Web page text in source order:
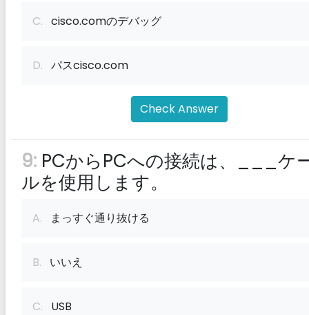
C. cisco.comのデバッグ
D. パスcisco.com
Check Answer
9: PCからPCへの接続は、___ケ
ルを使用します。
A. まっすぐ通り抜ける
B. いいえ
C. USB